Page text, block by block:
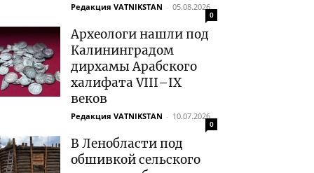
Редакция VATNIKSTAN - 05.08.2026
0
Археологи нашли под
Калининградом
дирхамы Арабского
халифата VIII–IX
веков
Редакция VATNIKSTAN - 10.07.2026
0
В Ленобласти под
обшивкой сельского